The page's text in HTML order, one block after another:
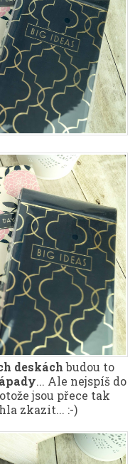
deskáchbudou to
... Ale nejspíš do
jsou přece tak
zkazit... :-)